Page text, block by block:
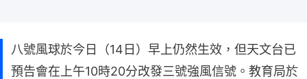
八號風球於今日（14日）早上仍然生效，但天文台已
預告會在上午10時20分改發三號強風信號。教育局於